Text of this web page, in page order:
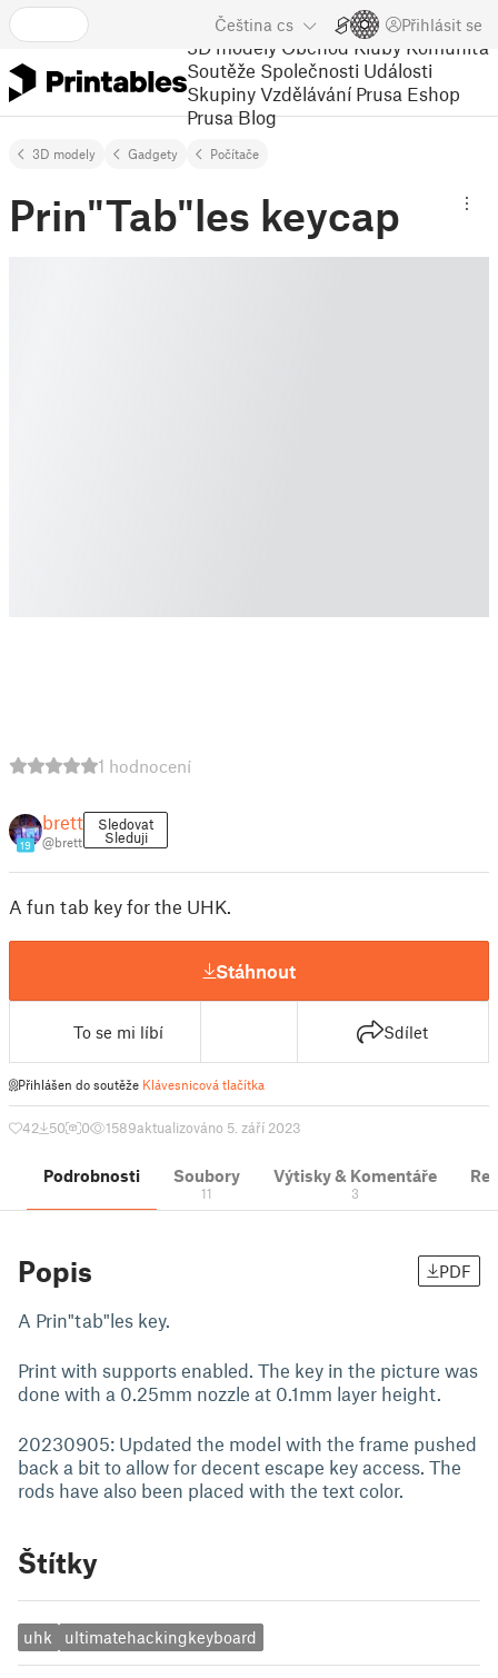
Čeština cs Přihlásit se
3D modely Obchod Kluby Komunita
Soutěže Společnosti Události
Skupiny Vzdělávání Prusa Eshop
Prusa Blog
3D modely Gadgety Počítače
Prin"Tab"les keycap
1 hodnocení
19
brett
@brett
Sledovat
Sleduji
A fun tab key for the UHK.
Stáhnout
To se mi líbí Sdílet
Přihlášen do soutěže Klávesnicová tlačítka
42 50 0 1589aktualizováno 5. září 2023
Podrobnosti Soubory
11
Výtisky & Komentáře
3
Popis PDF
A Prin"tab"les key.
Print with supports enabled. The key in the picture was
done with a 0.25mm nozzle at 0.1mm layer height.
20230905: Updated the model with the frame pushed
back a bit to allow for decent escape key access. The
rods have also been placed with the text color.
Štítky
uhk ultimatehackingkeyboard